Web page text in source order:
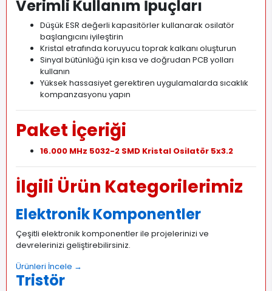
Verimli Kullanım İpuçları
Düşük ESR değerli kapasitörler kullanarak osilatör
başlangıcını iyileştirin
Kristal etrafında koruyucu toprak kalkanı oluşturun
Sinyal bütünlüğü için kısa ve doğrudan PCB yolları
kullanın
Yüksek hassasiyet gerektiren uygulamalarda sıcaklık
kompanzasyonu yapın
Paket İçeriği
16.000 MHz 5032-2 SMD Kristal Osilatör 5x3.2
İlgili Ürün Kategorilerimiz
Elektronik Komponentler
Çeşitli elektronik komponentler ile projelerinizi ve
devrelerinizi geliştirebilirsiniz.
Ürünleri İncele →
Tristör